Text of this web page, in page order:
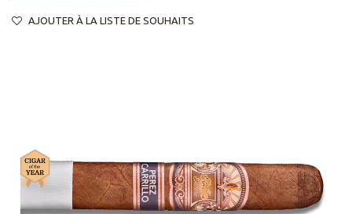
AJOUTER À LA LISTE DE SOUHAITS